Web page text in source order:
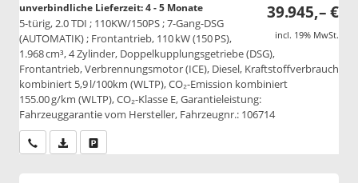
39.945,– €
incl. 19% MwSt.
unverbindliche Lieferzeit: 4 - 5 Monate
5-türig, 2.0 TDI ; 110KW/150PS ; 7-Gang-DSG
(AUTOMATIK) ; Frontantrieb, 110 kW (150 PS),
1.968 cm³, 4 Zylinder, Doppelkupplungsgetriebe (DSG),
Frontantrieb, Verbrennungsmotor (ICE), Diesel, Kraftstoffverbrauch
kombiniert 5,9 l/100km (WLTP), CO₂-Emission kombiniert
155.00 g/km (WLTP), CO₂-Klasse E, Garantieleistung:
Fahrzeuggarantie vom Hersteller, Fahrzeugnr.: 106714
Wir rufen Sie anPDF-Datei, Fahrzeugexposé drucken